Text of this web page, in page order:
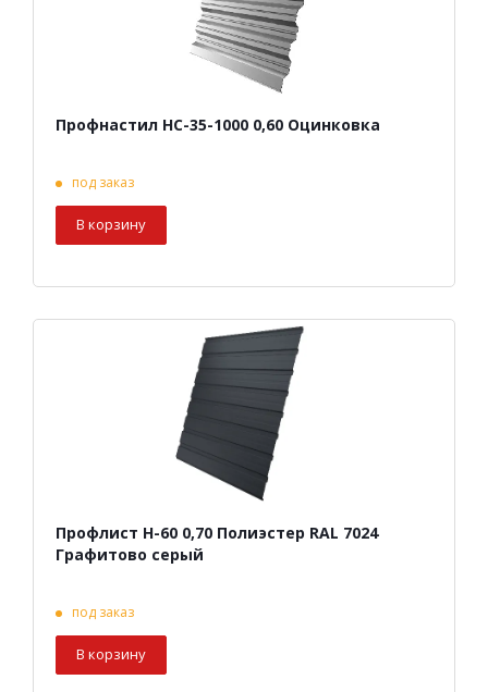
Профнастил НС-35-1000 0,60 Оцинковка
под заказ
В корзину
Профлист Н-60 0,70 Полиэстер RAL 7024
Графитово серый
под заказ
В корзину